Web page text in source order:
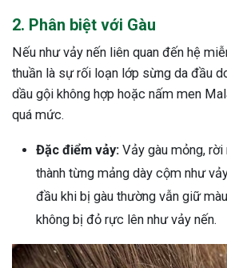
2. Phân biệt với Gàu
Nếu như vảy nến liên quan đến hệ
thuần là sự rối loạn lớp sừng da đầu
dầu gội không hợp hoặc nấm men
quá mức.
Đặc điểm vảy: Vảy gàu mỏng,
thành từng mảng dày cộm như
đầu khi bị gàu thường vẫn giữ
không bị đỏ rực lên như vảy nến.